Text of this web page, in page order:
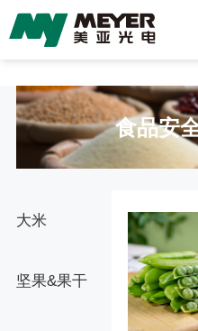
食品安
大米
坚果&果干